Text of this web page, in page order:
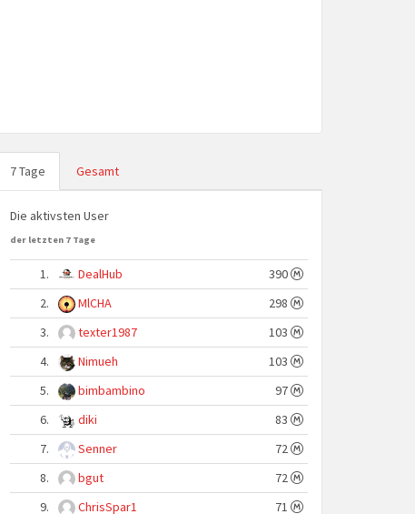
7 Tage Gesamt
Die aktivsten User
der letzten 7 Tage
1. DealHub
390
2.
MlCHA
298
3.
texter1987
103
4.
Nimueh
103
5.
bimbambino
97
6.
diki
83
7.
Senner
72
8.
bgut
72
9.
ChrisSpar1 71